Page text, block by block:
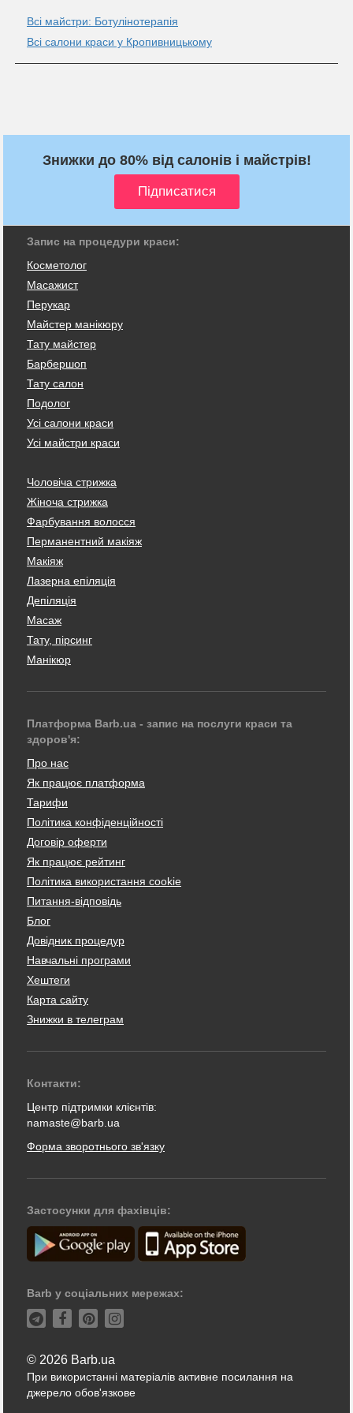
Всі майстри: Ботулінотерапія
Всі салони краси у Кропивницькому
Знижки до 80% від салонів і майстрів!
Запис на процедури краси:
Косметолог
Масажист
Перукар
Майстер манікюру
Тату майстер
Барбершоп
Тату салон
Подолог
Усі салони краси
Усі майстри краси
Чоловіча стрижка
Жіноча стрижка
Фарбування волосся
Перманентний макіяж
Макіяж
Лазерна епіляція
Депіляція
Масаж
Тату, пірсинг
Манікюр
Платформа Barb.ua - запис на послуги краси та
здоров'я:
Про нас
Як працює платформа
Тарифи
Політика конфіденційності
Договір оферти
Як працює рейтинг
Політика використання cookie
Питання-відповідь
Блог
Довідник процедур
Навчальні програми
Хештеги
Карта сайту
Знижки в телеграм
Контакти:
Центр підтримки клієнтів:
namaste@barb.ua
Форма зворотнього зв'язку
Застосунки для фахівців:
Barb у соціальних мережах:
© 2026 Barb.ua
При використанні матеріалів активне посилання на
джерело обов'язкове